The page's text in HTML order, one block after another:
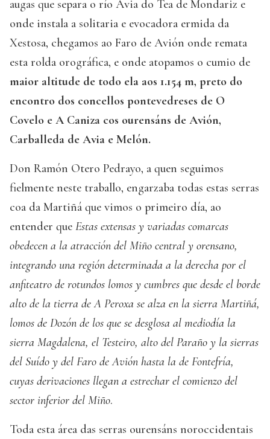
augas que separa o río Avia do Tea de Mondariz e
onde instala a solitaria e evocadora ermida da
Xestosa, chegamos ao Faro de Avión onde remata
esta rolda orográfica, e onde atopamos o cumio de
maior altitude de todo ela aos 1.154 m, preto do
encontro dos concellos pontevedreses de O
Covelo e A Caniza cos ourensáns de Avión,
Carballeda de Avia e Melón.
Don Ramón Otero Pedrayo, a quen seguimos
fielmente neste traballo, engarzaba todas estas serras
coa da Martiñá que vimos o primeiro día, ao
entender que Estas extensas y variadas comarcas
obedecen a la atracción del Miño central y orensano,
integrando una región determinada a la derecha por el
anfiteatro de rotundos lomos y cumbres que desde el borde
alto de la tierra de A Peroxa se alza en la sierra Martiñá,
lomos de Dozón de los que se desglosa al mediodía la
sierra Magdalena, el Testeiro, alto del Paraño y la sierras
del Suído y del Faro de Avión hasta la de Fontefría,
cuyas derivaciones llegan a estrechar el comienzo del
sector inferior del Miño.
Toda esta área das serras ourensáns noroccidentais